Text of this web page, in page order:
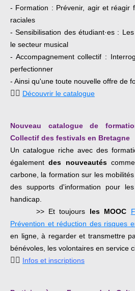
- Formation : Prévenir, agir et réagir
raciales
- Sensibilisation des étudiant·es :
le secteur musical
- Accompagnement collectif :
perfectionner
- Ainsi qu'une toute nouvelle offre de
👉🏿 Découvrir le catalogue
Nouveau catalogue de
Collectif des festivals en Bretagne
Un catalogue riche avec des
égalementdes nouveautés
carbone, la formation sur les
des supports d'information pour
handicap.
>> Et toujours les MOOC
Prévention et réduction des risques
en ligne, à regarder et transmettre
bénévoles, les volontaires en service
👉🏿 Infos et inscriptions